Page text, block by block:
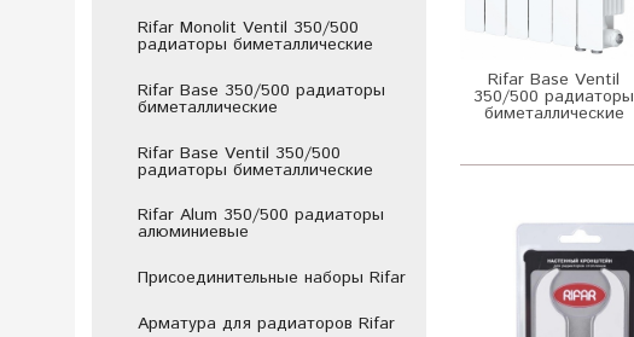
Rifar Base Ventil
350/500 радиаторы
биметаллические
Rifar Monolit Ventil 350/500
радиаторы биметаллические
Rifar Base 350/500 радиаторы
биметаллические
Rifar Base Ventil 350/500
радиаторы биметаллические
Rifar Alum 350/500 радиаторы
алюминиевые
Присоединительные наборы Rifar
Арматура для радиаторов Rifar